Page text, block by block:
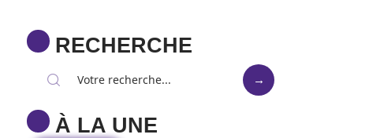
RECHERCHE
À LA UNE